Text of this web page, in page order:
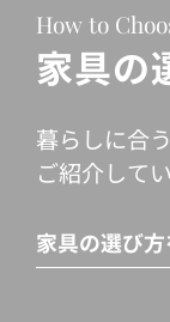
How to
家具の
暮らしに合
ご紹介して
家具の選び